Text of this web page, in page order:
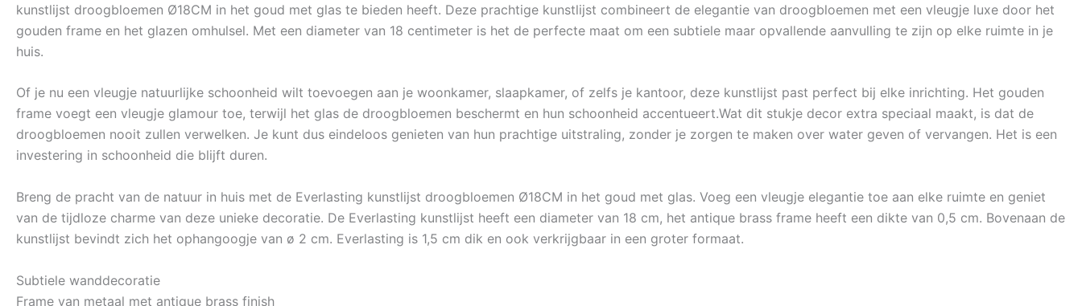
kunstlijst droogbloemen Ø18CM in het goud met glas te bieden heeft. Deze prachtige kunstlijst combineert de elegantie van droogbloemen met een vleugje luxe door het
gouden frame en het glazen omhulsel. Met een diameter van 18 centimeter is het de perfecte maat om een subtiele maar opvallende aanvulling te zijn op elke ruimte in je
huis.
Of je nu een vleugje natuurlijke schoonheid wilt toevoegen aan je woonkamer, slaapkamer, of zelfs je kantoor, deze kunstlijst past perfect bij elke inrichting. Het gouden
frame voegt een vleugje glamour toe, terwijl het glas de droogbloemen beschermt en hun schoonheid accentueert.Wat dit stukje decor extra speciaal maakt, is dat de
droogbloemen nooit zullen verwelken. Je kunt dus eindeloos genieten van hun prachtige uitstraling, zonder je zorgen te maken over water geven of vervangen. Het is een
investering in schoonheid die blijft duren.
Breng de pracht van de natuur in huis met de Everlasting kunstlijst droogbloemen Ø18CM in het goud met glas. Voeg een vleugje elegantie toe aan elke ruimte en geniet
van de tijdloze charme van deze unieke decoratie. De Everlasting kunstlijst heeft een diameter van 18 cm, het antique brass frame heeft een dikte van 0,5 cm. Bovenaan de
kunstlijst bevindt zich het ophangoogje van ø 2 cm. Everlasting is 1,5 cm dik en ook verkrijgbaar in een groter formaat.
Subtiele wanddecoratie
Frame van metaal met antique brass finish